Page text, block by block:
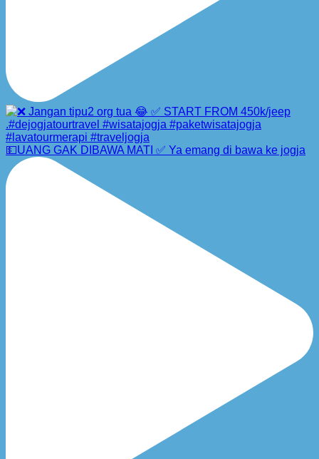
💵UANG GAK DIBAWA MATI ✅ Ya emang di bawa ke jogja